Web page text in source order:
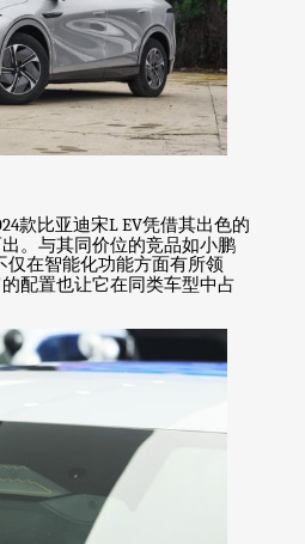
款比亚迪宋L EV凭借其出色的
。与其同价位的竞品如小鹏
仅在智能化功能方面有所领
配置也让它在同类车型中占